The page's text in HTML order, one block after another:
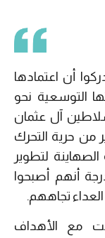
أن اعتمادها
التوسعية نحو
آل عثمان
من حرية التحرك
لتطوير
أنهم أصبحوا
تجاههم.
مع الأهداف